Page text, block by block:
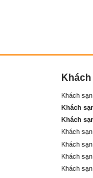
Khách
Khách
Khách
Khách
Khách
Khách
Khách